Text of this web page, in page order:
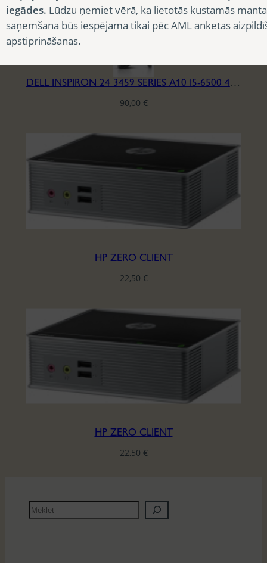
DELL INSPIRON 24 3459 SERIES A10 I5-6500 4/240
90,00 €
HP ZERO CLIENT
22,50 €
HP ZERO CLIENT
22,50 €
M
e
iegādes. Lūdzu ņemiet vērā, ka lietotās kustamās
saņemšana būs iespējama tikai pēc AML anketas
apstiprināšanas.